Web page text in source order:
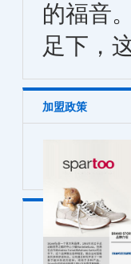
的福音
足下，
加盟政策